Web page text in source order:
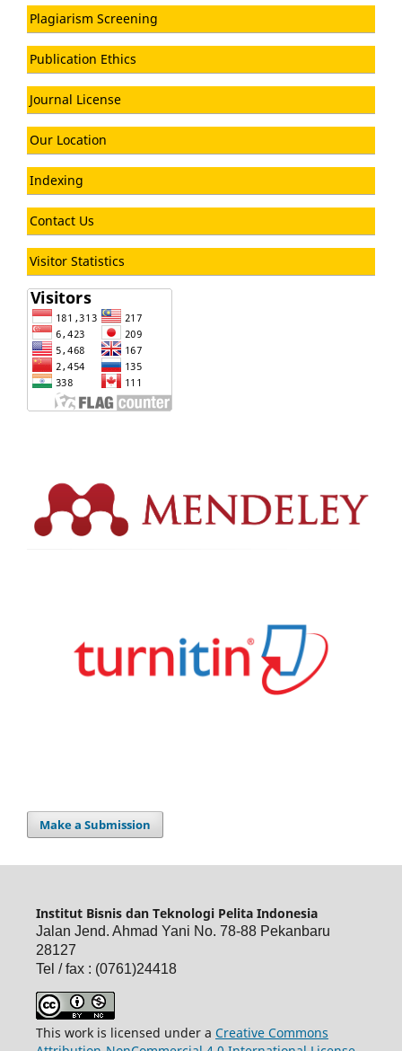
Plagiarism Screening
Publication Ethics
Journal License
Our Location
Indexing
Contact Us
Visitor Statistics
Make a Submission
Institut Bisnis dan Teknologi Pelita Indonesia
Jalan Jend. Ahmad Yani No. 78-88 Pekanbaru
28127
Tel / fax : (0761)24418
This work is licensed under a Creative Commons